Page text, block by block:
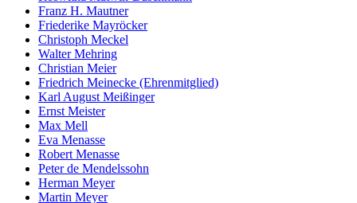
Franz H. Mautner
Friederike Mayröcker
Christoph Meckel
Walter Mehring
Christian Meier
Friedrich Meinecke (Ehrenmitglied)
Karl August Meißinger
Ernst Meister
Max Mell
Eva Menasse
Robert Menasse
Peter de Mendelssohn
Herman Meyer
Martin Meyer